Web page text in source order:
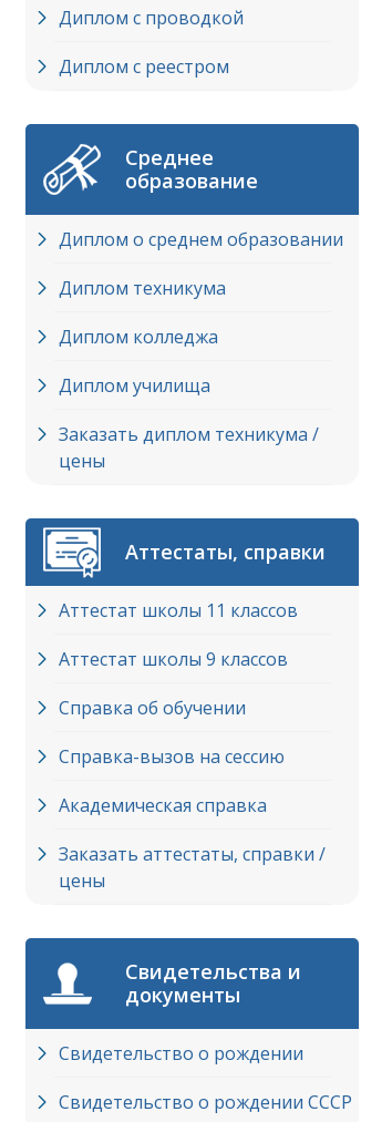
Диплом с проводкой
Диплом с реестром
Среднее
образование
Диплом о среднем образовании
Диплом техникума
Диплом колледжа
Диплом училища
Заказать диплом техникума /
цены
Аттестаты, справки
Аттестат школы 11 классов
Аттестат школы 9 классов
Справка об обучении
Справка-вызов на сессию
Академическая справка
Заказать аттестаты, справки /
цены
Свидетельства и
документы
Свидетельство о рождении
Свидетельство о рождении СССР